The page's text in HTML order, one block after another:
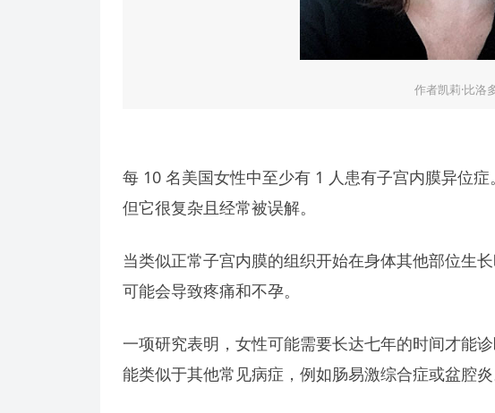
作者凯莉·比洛
每 10 名美国女性中至少有 1 人患有子宫内膜异位
但它很复杂且经常被误解。
当类似正常子宫内膜的组织开始在身体其他部位生
可能会导致疼痛和不孕。
一项研究表明，女性可能需要长达七年的时间才能
能类似于其他常见病症，例如肠易激综合症或盆腔炎